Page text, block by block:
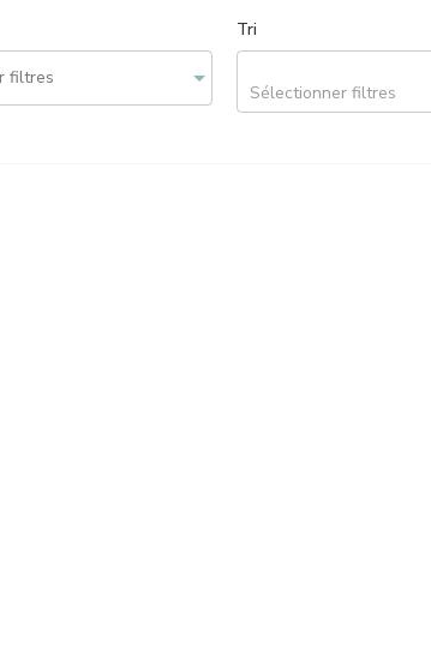
Tri
Sélectionner filtres